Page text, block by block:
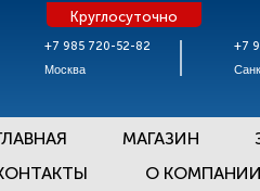
+7 985 720-52-82
Москва
Круглосуточно
+7
МАГАЗИН
О